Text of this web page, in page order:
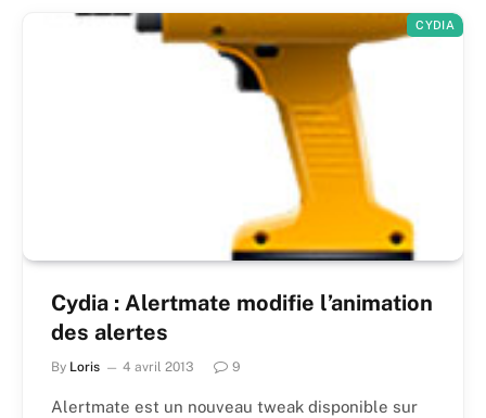
CYDIA
Cydia : Alertmate modifie l’animation
des alertes
By Loris 4 avril 2013 9
Alertmate est un nouveau tweak disponible sur